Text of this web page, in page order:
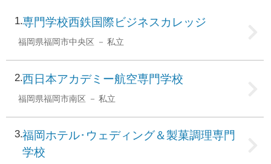
1 専門学校西鉄国際ビジネスカレッジ
福岡県福岡市中央区 私立
2 西日本アカデミー航空専門学校
福岡県福岡市南区 私立
3 福岡ホテル･ウェディング＆製菓調理専門
学校